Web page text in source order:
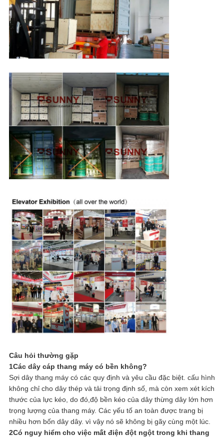
Câu hỏi thường gặp
1Các dây cáp thang máy có bền không?
Sợi dây thang máy có các quy định và yêu cầu đặc biệt. cấu hình
không chỉ cho dây thép và tải trọng định số, mà còn xem xét kích
thước của lực kéo, do đó,độ bền kéo của dây thừng dây lớn hơn
trọng lượng của thang máy. Các yếu tố an toàn được trang bị
nhiều hơn bốn dây dây. vì vậy nó sẽ không bị gãy cùng một lúc.
2Có nguy hiểm cho việc mất điện đột ngột trong khi thang